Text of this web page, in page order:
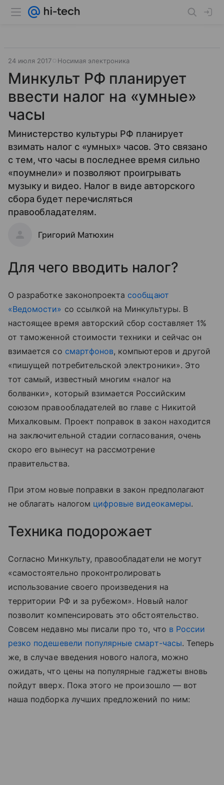
24 июля 2017 Носимая электроника
Минкульт РФ планирует
ввести налог на «умные»
часы
Министерство культуры РФ планирует
взимать налог с «умных» часов. Это связано
с тем, что часы в последнее время сильно
«поумнели» и позволяют проигрывать
музыку и видео. Налог в виде авторского
сбора будет перечисляться
правообладателям.
Григорий Матюхин
Для чего вводить налог?
О разработке законопроекта сообщают
«Ведомости» со ссылкой на Минкультуры. В
настоящее время авторский сбор составляет 1%
от таможенной стоимости техники и сейчас он
взимается со смартфонов, компьютеров и другой
«пишущей потребительской электроники». Это
тот самый, известный многим «налог на
болванки», который взимается Российским
союзом правообладателей во главе с Никитой
Михалковым. Проект поправок в закон находится
на заключительной стадии согласования, очень
скоро его вынесут на рассмотрение
правительства.
При этом новые поправки в закон предполагают
не облагать налогом цифровые видеокамеры.
Техника подорожает
Согласно Минкульту, правообладатели не могут
«самостоятельно проконтролировать
использование своего произведения на
территории РФ и за рубежом». Новый налог
позволит компенсировать это обстоятельство.
Совсем недавно мы писали про то, что в России
резко подешевели популярные смарт-часы. Теперь
же, в случае введения нового налога, можно
ожидать, что цены на популярные гаджеты вновь
пойдут вверх. Пока этого не произошло — вот
наша подборка лучших предложений по ним: